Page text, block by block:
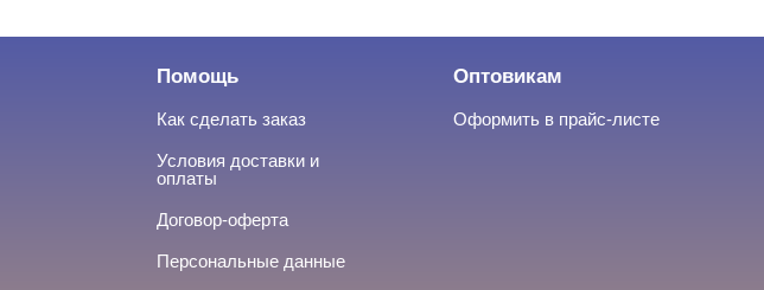
Помощь
Как сделать заказ
Условия доставки и
оплаты
Договор-оферта
Персональные данные
Оптовикам
Оформить в прайс-листе